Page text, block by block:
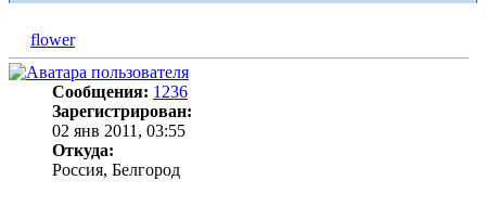
flower
Сообщения: 1236
Зарегистрирован:
02 янв 2011, 03:55
Откуда:
Россия, Белгород